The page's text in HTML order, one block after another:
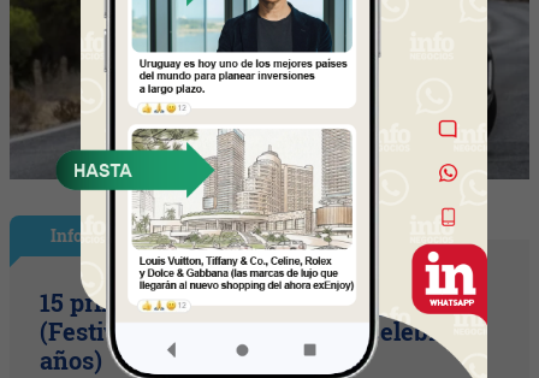
InfoShow
15 primaveras tienes que cumplir
(Festival Música de la Tierra celebra 15
años)